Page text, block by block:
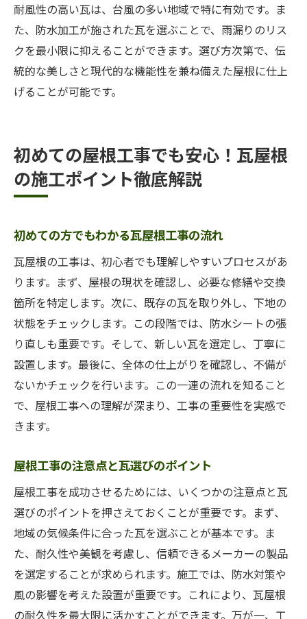
耐風性の高い瓦は、台風の多い地域で特に有効です。ま
た、防水加工が施された瓦を選ぶことで、雨漏りのリス
クを最小限に抑えることができます。選び方次第で、伝
統的な美しさと現代的な機能性を兼ね備えた屋根に仕上
げることが可能です。
初めての屋根工事でも安心！瓦屋根
の施工ポイント徹底解説
初めての方でもわかる瓦屋根工事の流れ
瓦屋根の工事は、初心者でも理解しやすいプロセスがあ
ります。まず、屋根の現状を確認し、必要な修繕や交換
箇所を特定します。次に、既存の瓦を取り外し、下地の
状態をチェックします。この段階では、防水シートの張
り直しも重要です。そして、新しい瓦を選定し、丁寧に
設置します。最後に、全体の仕上がりを確認し、不備が
ないかチェックを行います。この一連の流れを知ること
で、屋根工事への理解が深まり、工事の重要性を実感で
きます。
屋根工事の注意点と瓦選びのポイント
屋根工事を成功させるためには、いくつかの注意点と瓦
選びのポイントを押さえておくことが重要です。まず、
地域の気候条件に合った瓦を選ぶことが基本です。ま
た、耐久性や美観を考慮し、信頼できるメーカーの製品
を選定することが求められます。施工では、防水対策や
風の影響を考えた設置が重要です。これにより、瓦屋根
の耐久性を最大限に活かすことができます。万が一、工